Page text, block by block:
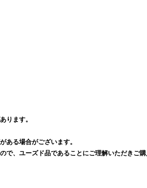
ります。
ある場合がございます。
、ユーズド品であることにご理解いただきご購